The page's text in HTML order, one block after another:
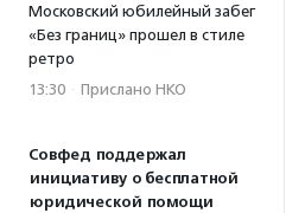
Московский юбилейный забег
«Без границ» прошел в стиле
ретро
13:30 · Прислано НКО
Совфед поддержал
инициативу о бесплатной
юридической помощи